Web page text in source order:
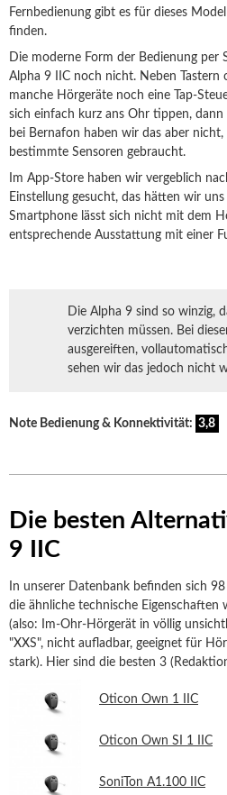
Fernbedienung gibt es für dieses
finden.
Die moderne Form der Bedienung per
Alpha 9 IIC noch nicht. Neben Tastern
manche Hörgeräte noch eine Tap-
sich einfach kurz ans Ohr tippen,
bei Bernafon haben wir das aber
bestimmte Sensoren gebraucht.
Im App-Store haben wir vergeblich
Einstellung gesucht, das hätten wir
Smartphone lässt sich nicht mit dem
entsprechende Ausstattung mit einer
Die Alpha 9 sind so winzig,
verzichten müssen. Bei
ausgereiften,
sehen wir das jedoch nicht
Note Bedienung & Konnektivität: 3,8
Die besten
9 IIC
In unserer Datenbank befinden sich
die ähnliche technische Eigenschaften
(also: Im-Ohr-Hörgerät in völlig
"XXS", nicht aufladbar, geeignet für
stark). Hier sind die besten 3
Oticon Own 1 IIC
Oticon Own SI 1 IIC
SoniTon A1.100 IIC